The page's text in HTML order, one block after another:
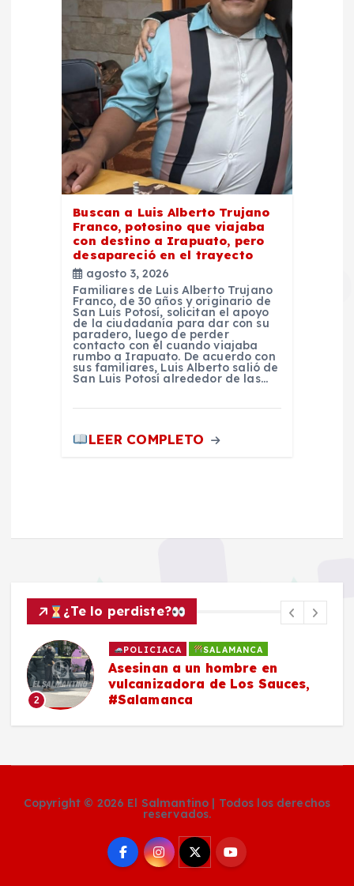
Buscan a Luis Alberto Trujano
Franco, potosino que viajaba
con destino a Irapuato, pero
desapareció en el trayecto
agosto 3, 2026
Familiares de Luis Alberto Trujano
Franco, de 30 años y originario de
San Luis Potosí, solicitan el apoyo
de la ciudadanía para dar con su
paradero, luego de perder
contacto con él cuando viajaba
rumbo a Irapuato. De acuerdo con
sus familiares, Luis Alberto salió de
San Luis Potosí alrededor de las…
LEER COMPLETO
¿Te lo perdiste?
2
POLICIACA SALAMANCA
Asesinan a un hombre en
vulcanizadora de Los Sauces,
#Salamanca
Copyright © 2026 El Salmantino | Todos los derechos
reservados.